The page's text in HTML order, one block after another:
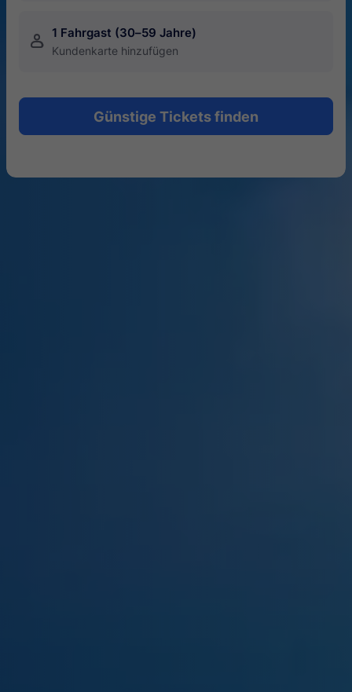
󱍂 1 Fahrgast (30–59 Jahre)
Kundenkarte hinzufügen
Günstige Tickets finden